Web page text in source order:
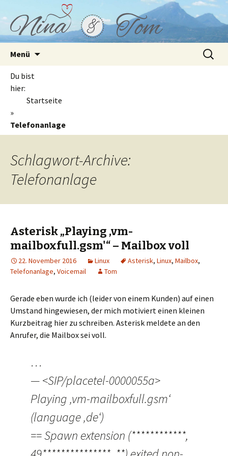
Menü
Suchen
nach:
Du bist
hier:
Startseite
»
Telefonanlage
Schlagwort-Archive:
Telefonanlage
Asterisk „Playing ‚vm-
mailboxfull.gsm'“ – Mailbox voll
22. November 2016 Linux Asterisk, Linux, Mailbox,
Telefonanlage, Voicemail Tom
Gerade eben wurde ich (leider von einem Kunden) auf einen
Umstand hingewiesen, der mich motiviert einen kleinen
Kurzbeitrag hier zu schreiben. Asterisk meldete an den
Anrufer, die Mailbox sei voll.
…
— <SIP/placetel-0000055a>
Playing ‚vm-mailboxfull.gsm‘
(language ‚de‘)
== Spawn extension (************,